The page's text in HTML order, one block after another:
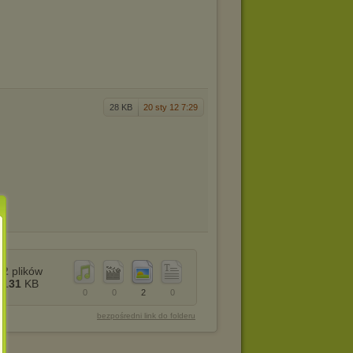
28 KB 20 sty 12 7:29
0
2
0
0
2 plików
131 KB
bezpośredni link do folderu